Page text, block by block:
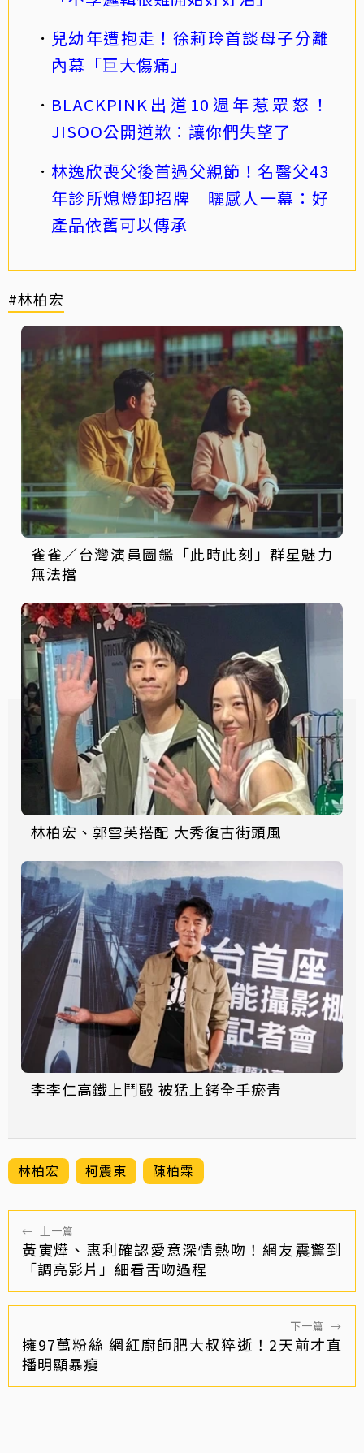
兒幼年遭抱走！徐莉玲首談母子分離
內幕「巨大傷痛」
BLACKPINK出道10週年惹眾怒！
JISOO公開道歉：讓你們失望了
林逸欣喪父後首過父親節！名醫父43
年診所熄燈卸招牌 曬感人一幕：好
產品依舊可以傳承
#林柏宏
雀雀／台灣演員圖鑑「此時此刻」群星魅力
無法擋
林柏宏、郭雪芙搭配 大秀復古街頭風
李李仁高鐵上鬥毆 被猛上銬全手瘀青
林柏宏 柯震東 陳柏霖
← 上一篇
黃寅燁、惠利確認愛意深情熱吻！網友震驚到
「調亮影片」細看舌吻過程
下一篇 →
擁97萬粉絲 網紅廚師肥大叔猝逝！2天前才直
播明顯暴瘦